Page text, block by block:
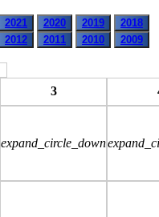
2021 2020 2019
2018
2012 2011 2010 2009
3
expand_circle_down